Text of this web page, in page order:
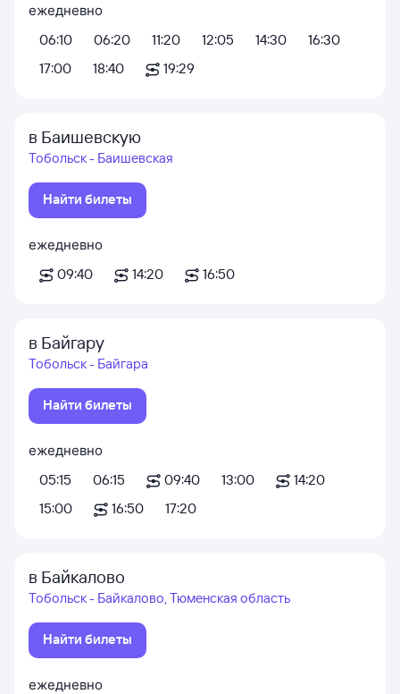
ежедневно
06:10
06:20 11:20 12:05 14:30
16:30
17:00
18:40 19:29
в Баишевскую
Тобольск - Баишевская
Найти билеты
ежедневно
09:40
14:20 16:50
в Байгару
Тобольск - Байгара
Найти билеты
ежедневно
05:15
06:15 09:40 13:00
14:20
15:00
16:50 17:20
в Байкалово
Тобольск - Байкалово, Тюменская область
Найти билеты
ежедневно